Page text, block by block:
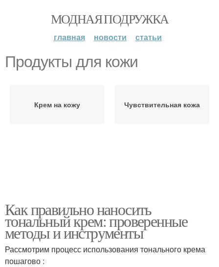
МОДНАЯ ПОДРУЖКА
главная новости статьи
Продукты для кожи
Крем на кожу Чувствительная кожа
Как правильно наносить
тональный крем: проверенные
методы и инструменты
Рассмотрим процесс использования тонального крема
пошагово :